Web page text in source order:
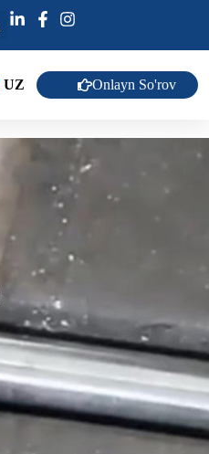
UZ Onlayn So'rov